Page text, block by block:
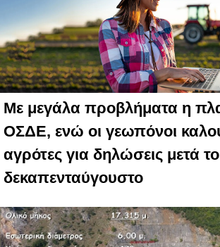
Με μεγάλα προβλήματα η
ΟΣΔΕ, ενώ οι γεωπόνοι
αγρότες για δηλώσεις μετά το
δεκαπενταύγουστο